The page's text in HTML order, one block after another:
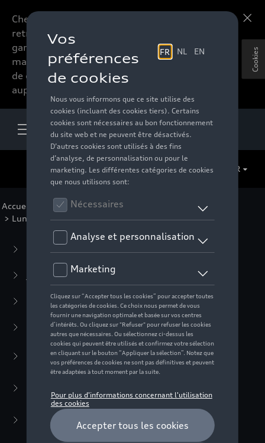
Chers accessoires-lovers,
retrouvez dorénavant toute la
gamme d’accessoires de votre
marque préférée sous forme
de catalogue à commander
auprès de votre distributeur.
FR
Accueil Pour vous >Casual Collection
Accessoires
> Lunettes de soleil
Business Collection(59)
Casual Collection (57)
Vêtements (22)
Accessoires(35)
Montres(1)
Bagages
Cookies